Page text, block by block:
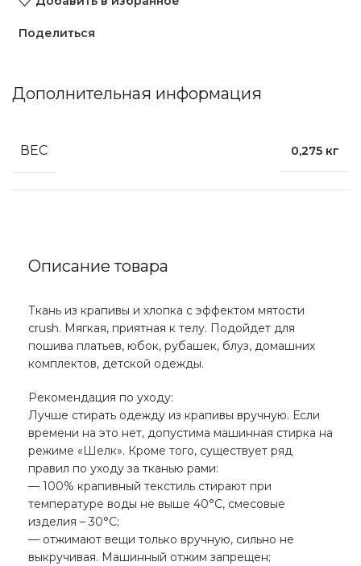
Поделиться
Описание товара
Ткань из крапивы и хлопка с эффектом мятости
crush. Мягкая, приятная к телу. Подойдет для
пошива платьев, юбок, рубашек, блуз, домашних
комплектов, детской одежды.
Рекомендация по уходу:
Лучше стирать одежду из крапивы вручную. Если
времени на это нет, допустима машинная стирка на
режиме «Шелк». Кроме того, существует ряд
правил по уходу за тканью рами:
— 100% крапивный текстиль стирают при
температуре воды не выше 40°С, смесовые
изделия – 30°С;
— отжимают вещи только вручную, сильно не
выкручивая. Машинный отжим запрещен;
Дополнительная информация
ВЕС 0,275 кг